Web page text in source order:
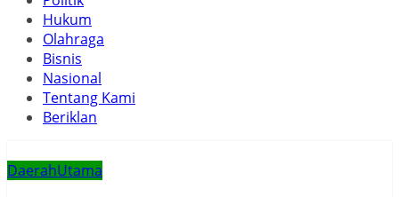
Hukum
Olahraga
Bisnis
Nasional
Tentang Kami
Beriklan
DaerahUtama